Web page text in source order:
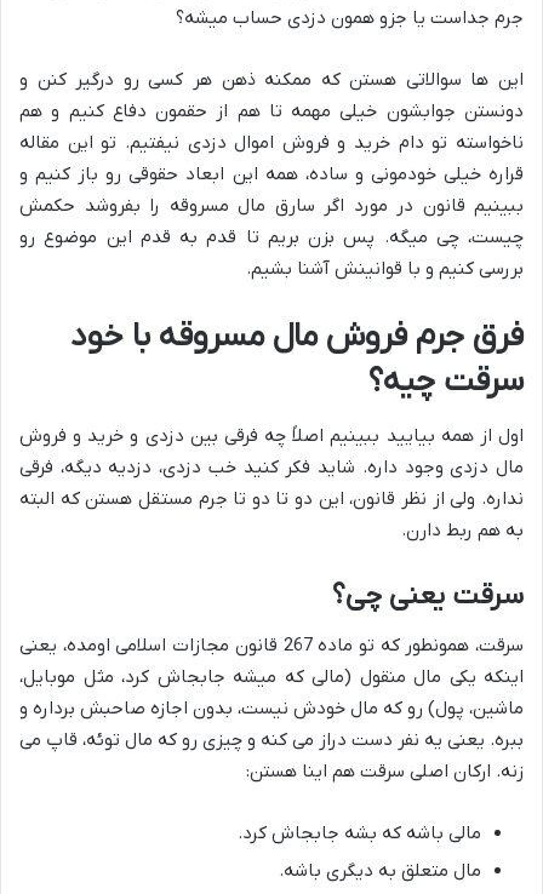
جرم جداست یا جزو همون دزدی حساب میشه؟
این ها سوالاتی هستن که ممکنه ذهن هر کسی رو درگیر کنن و
دونستن جوابشون خیلی مهمه تا هم از حقمون دفاع کنیم و هم
ناخواسته تو دام خرید و فروش اموال دزدی نیفتیم. تو این مقاله
قراره خیلی خودمونی و ساده، همه این ابعاد حقوقی رو باز کنیم و
ببینیم قانون در مورد اگر سارق مال مسروقه را بفروشد حکمش
چیست، چی میگه. پس بزن بریم تا قدم به قدم این موضوع رو
بررسی کنیم و با قوانینش آشنا بشیم.
فرق جرم فروش مال مسروقه با خود
سرقت چیه؟
اول از همه بیایید ببینیم اصلاً چه فرقی بین دزدی و خرید و فروش
مال دزدی وجود داره. شاید فکر کنید خب دزدی، دزدیه دیگه، فرقی
نداره. ولی از نظر قانون، این دو تا دو تا جرم مستقل هستن که البته
به هم ربط دارن.
سرقت یعنی چی؟
سرقت، همونطور که تو ماده 267 قانون مجازات اسلامی اومده، یعنی
اینکه یکی مال منقول (مالی که میشه جابجاش کرد، مثل موبایل،
ماشین، پول) رو که مال خودش نیست، بدون اجازه صاحبش برداره و
ببره. یعنی یه نفر دست دراز می کنه و چیزی رو که مال توئه، قاپ می
زنه. ارکان اصلی سرقت هم اینا هستن:
مالی باشه که بشه جابجاش کرد.
مال متعلق به دیگری باشه.